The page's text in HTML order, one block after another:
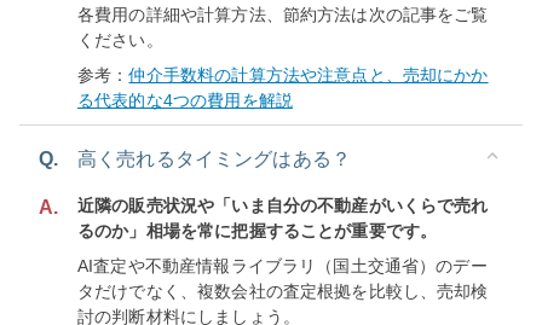
各費用の詳細や計算方法、節約方法は次の記事をご覧
ください。
参考：仲介手数料の計算方法や注意点と、売却にかか
る代表的な4つの費用を解説
Q. 高く売れるタイミングはある？
A.
近隣の販売状況や「いま自分の不動産がいくらで売れ
るのか」相場を常に把握することが重要です。
AI査定や不動産情報ライブラリ（国土交通省）のデー
タだけでなく、複数会社の査定根拠を比較し、売却検
討の判断材料にしましょう。